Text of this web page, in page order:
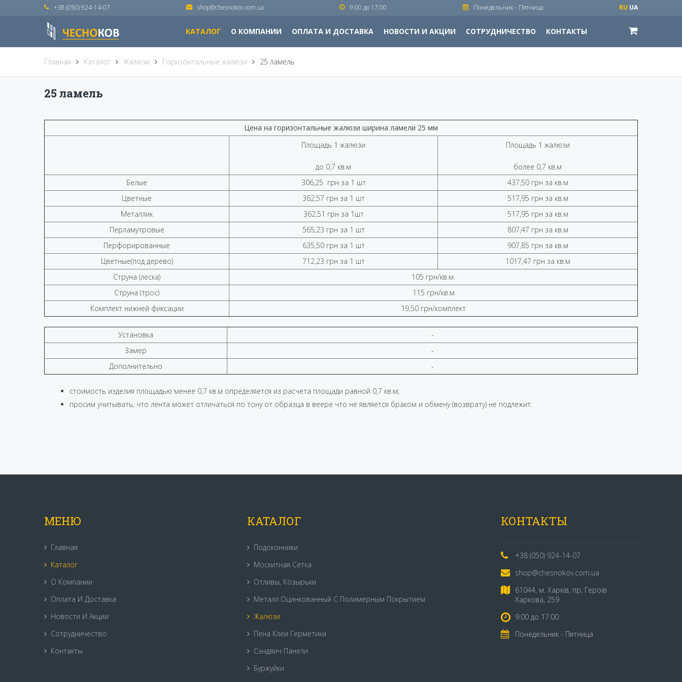
КАТАЛОГ О КОМПАНИИ ОПЛАТА И ДОСТАВКА НОВОСТИ И АКЦИИ СОТРУДНИЧЕСТВО КОНТАКТЫ
+38 (050) 924-14-07 shop@chesnokov.com.ua 9:00 до 17:00 Понедельник - Пятница RU UA
Главная Каталог Жалюзи Горизонтальные жалюзи 25 ламель
25 ламель
Цена на горизонтальные жалюзи ширина ламели 25 мм
Площадь 1 жалюзи
до 0,7 кв.м
Площадь 1 жалюзи
более 0,7 кв.м
Белые
306,25 грн за 1 шт
437,50 грн за кв.м
Цветные
362,57 грн за 1 шт
517,95 грн за кв.м
Металлик
362,51 грн за 1шт
517,95 грн за кв.м
Перламутровые
565,23 грн за 1 шт
807,47 грн за кв.м
Перфорированные
635,50 грн за 1 шт
907,85 грн за кв.м
Цветные(под дерево)
712,23 грн за 1 шт
1017,47 грн за кв.м
Струна (леска)
105 грн/кв.м.
Струна (трос)
115 грн/кв.м
Комплект нижней фиксации
19,50 грн/комплект
Установка
-
Замер
-
Дополнительно
-
стоимость изделия площадью менее 0,7 кв.м определяется из расчета площади равной 0,7 кв.м;
просим учитывать, что лента может отличаться по тону от образца в веере что не является браком и обмену (возврату) не подлежит.
МЕНЮ
Главная
Каталог
О Компании
Оплата И Доставка
Новости И Акции
Сотрудничество
Контакты
КАТАЛОГ
Подоконники
Москитная Сетка
Отливы, Козырьки
Металл Оцинкованный С Полимерным Покрытием
Жалюзи
Пена Клеи Герметики
Сэндвич Панели
Буржуйки
КОНТАКТЫ
+38 (050) 924-14-07
shop@chesnokov.com.ua
61044, м. Харків, пр. Героїв
Харкова, 259
9:00 до 17:00
Понедельник - Пятница